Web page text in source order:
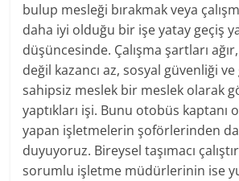
bulup mesleği bırakmak veya
daha iyi olduğu bir işe yatay geçiş
düşüncesinde. Çalışma şartları
değil kazancı az, sosyal güvenliği
sahipsiz meslek bir meslek olarak
yaptıkları işi. Bunu otobüs kaptanı
yapan işletmelerin şoförlerinden
duyuyoruz. Bireysel taşımacı
sorumlu işletme müdürlerinin ise